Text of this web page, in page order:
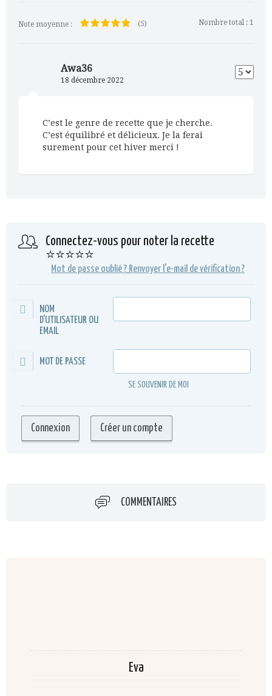
Note moyenne : (5) Nombre total : 1
Awa36
18 décembre 2022
C’est le genre de recette que je cherche.
C’est équilibré et délicieux. Je la ferai
surement pour cet hiver merci !
Connectez-vous pour noter la recette
⭐⭐⭐⭐⭐
Mot de passe oublié ? Renvoyer l'e-mail de vérification ?
NOM
D'UTILISATEUR OU
EMAIL
MOT DE PASSE
SE SOUVENIR DE MOI
COMMENTAIRES
Eva